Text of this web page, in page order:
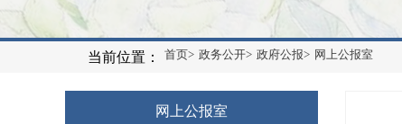
当前位置： 首页> 政务公开> 政府公报> 网上公报室
网上公报室